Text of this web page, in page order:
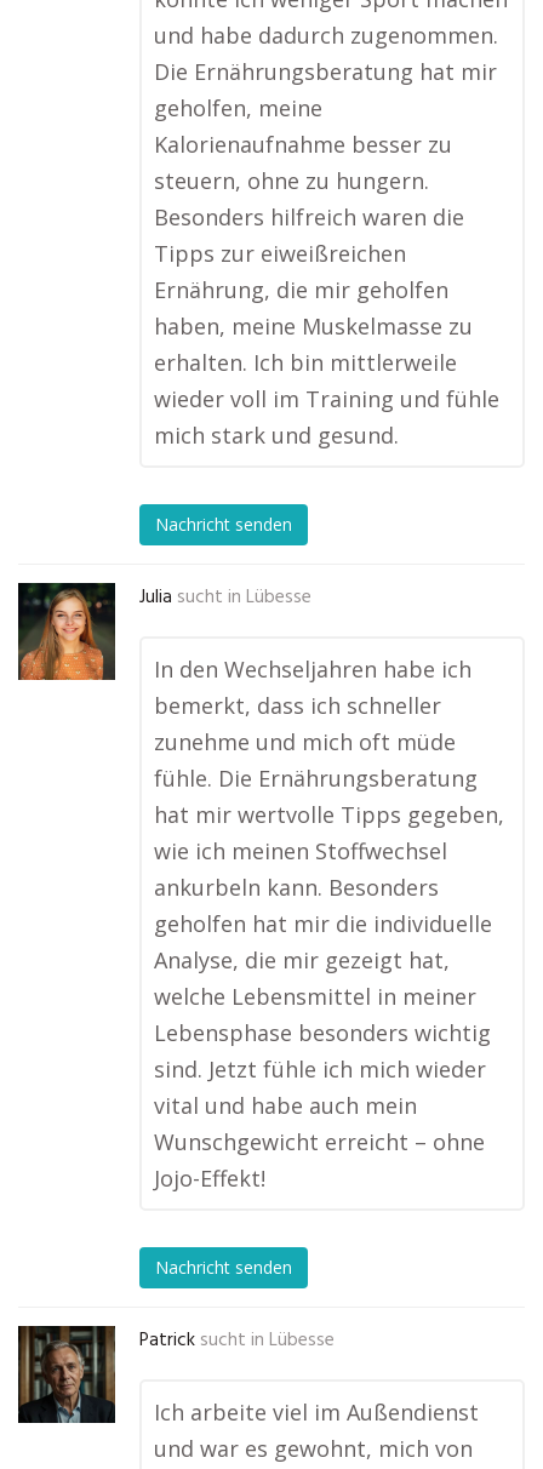
und habe dadurch zugenommen.
Die Ernährungsberatung hat mir
geholfen, meine
Kalorienaufnahme besser zu
steuern, ohne zu hungern.
Besonders hilfreich waren die
Tipps zur eiweißreichen
Ernährung, die mir geholfen
haben, meine Muskelmasse zu
erhalten. Ich bin mittlerweile
wieder voll im Training und fühle
mich stark und gesund.
Nachricht senden
Julia sucht in Lübesse
In den Wechseljahren habe ich
bemerkt, dass ich schneller
zunehme und mich oft müde
fühle. Die Ernährungsberatung
hat mir wertvolle Tipps gegeben,
wie ich meinen Stoffwechsel
ankurbeln kann. Besonders
geholfen hat mir die individuelle
Analyse, die mir gezeigt hat,
welche Lebensmittel in meiner
Lebensphase besonders wichtig
sind. Jetzt fühle ich mich wieder
vital und habe auch mein
Wunschgewicht erreicht – ohne
Jojo-Effekt!
Nachricht senden
Patrick sucht in Lübesse
Ich arbeite viel im Außendienst
und war es gewohnt, mich von